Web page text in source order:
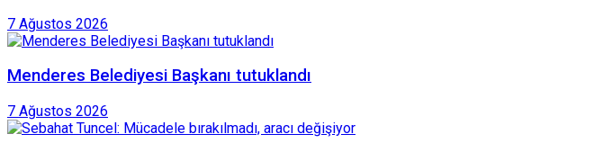
7 Ağustos 2026
Menderes Belediyesi Başkanı tutuklandı
7 Ağustos 2026